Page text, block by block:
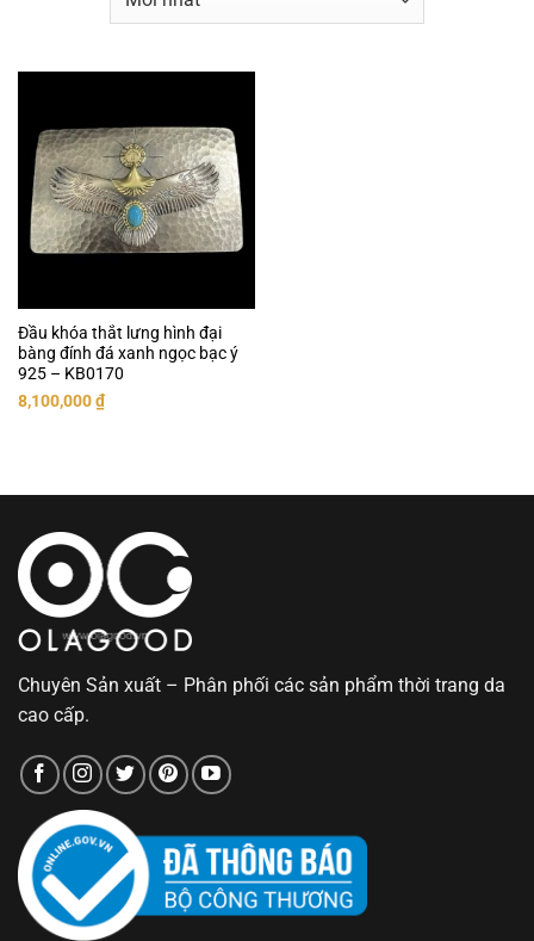
Đầu khóa thắt lưng hình đại
bàng đính đá xanh ngọc bạc ý
925 – KB0170
8,100,000₫
Chuyên Sản xuất – Phân phối các sản phẩm thời trang da
cao cấp.